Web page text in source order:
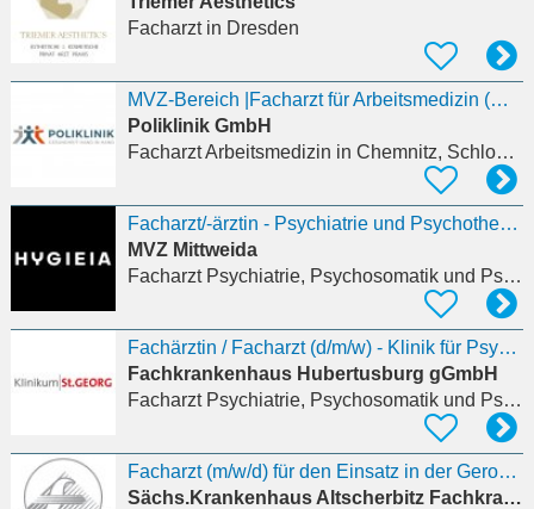
Facharztin Dresden
MVZ-Bereich |Facharzt für Arbeitsmedizin (m/w/d)
Poliklinik GmbH
Facharzt Arbeitsmedizin in Chemnitz, Schloßchemnitz
Facharzt/-ärztin - Psychiatrie und Psychotherapie (m/w/d)
MVZ Mittweida
Facharzt Psychiatrie, Psychosomatik und Psychotherapie
Fachärztin / Facharzt (d/m/w) - Klinik für Psychiatrie und Psychotherapie (Abteilung für
Fachkrankenhaus Hubertusburg gGmbH
Facharzt Psychiatrie, Psychosomatik und Psychotherapie
Facharzt (m/w/d) für den Einsatz in der Gerontopsychiatrie
Sächs.Krankenhaus Altscherbitz Fachkrankenhaus